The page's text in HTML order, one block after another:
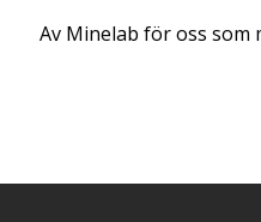
Av Minelab för oss som